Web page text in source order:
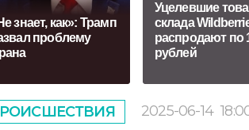
знает, как»: Трамп
проблему
Уцелевшие
склада
распродают по
рублей
2025-06-14